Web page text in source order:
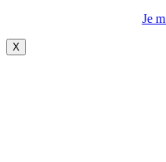
Je
X